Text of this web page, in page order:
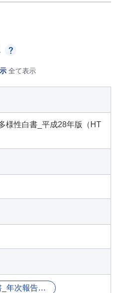
全て表示
様性白書_平成28年版（HT
白書_年次報告書等